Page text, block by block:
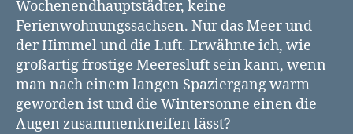
Wochenendhauptstädter, keine
Ferienwohnungssachsen. Nur das Meer und
der Himmel und die Luft. Erwähnte ich, wie
großartig frostige Meeresluft sein kann, wenn
man nach einem langen Spaziergang warm
geworden ist und die Wintersonne einen die
Augen zusammenkneifen lässt?